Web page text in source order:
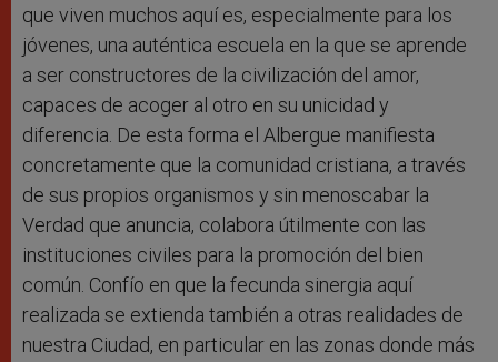
que viven muchos aquí es, especialmente para los
jóvenes, una auténtica escuela en la que se aprende
a ser constructores de la civilización del amor,
capaces de acoger al otro en su unicidad y
diferencia. De esta forma el Albergue manifiesta
concretamente que la comunidad cristiana, a través
de sus propios organismos y sin menoscabar la
Verdad que anuncia, colabora útilmente con las
instituciones civiles para la promoción del bien
común. Confío en que la fecunda sinergia aquí
realizada se extienda también a otras realidades de
nuestra Ciudad, en particular en las zonas donde más